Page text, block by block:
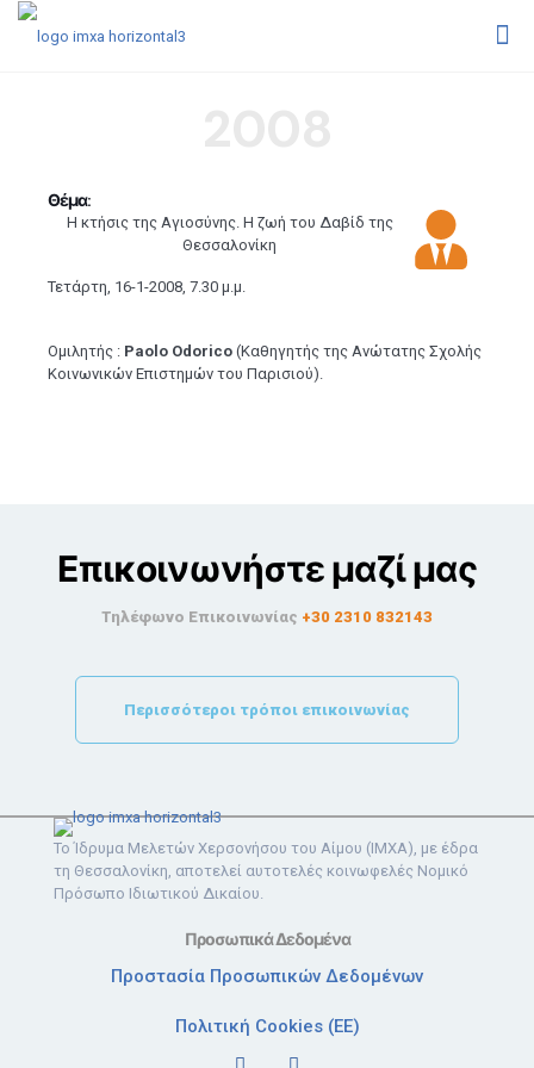
Θέμα:
Η κτήσις της Αγιοσύνης. Η ζωή του Δαβίδ της
Θεσσαλονίκη
Τετάρτη, 16-1-2008, 7.30 μ.μ.
Ομιλητής : Paolo Odorico (Καθηγητής της Ανώτατης Σχολής
Κοινωνικών Επιστημών του Παρισιού).
Επικοινωνήστε μαζί μας
Τηλέφωνο Επικοινωνίας +30 2310 832143
Περισσότεροι τρόποι επικοινωνίας
Το Ίδρυμα Μελετών Χερσονήσου του Αίμου (ΙΜΧΑ), με έδρα
τη Θεσσαλονίκη, αποτελεί αυτοτελές κοινωφελές Νομικό
Πρόσωπο Ιδιωτικού Δικαίου.
Προσωπικά Δεδομένα
Προστασία Προσωπικών Δεδομένων
Πολιτική Cookies (ΕΕ)